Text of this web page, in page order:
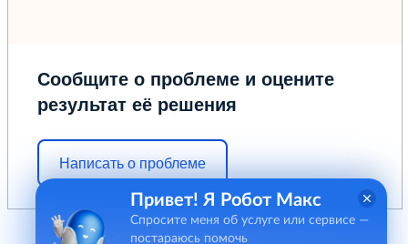
Сообщите о проблеме и оцените
результат её решения
Написать о проблеме
Привет! Я Робот Макс
Спросите меня об услуге или сервисе —
постараюсь помочь